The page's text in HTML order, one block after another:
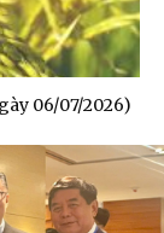
06/07/2026)